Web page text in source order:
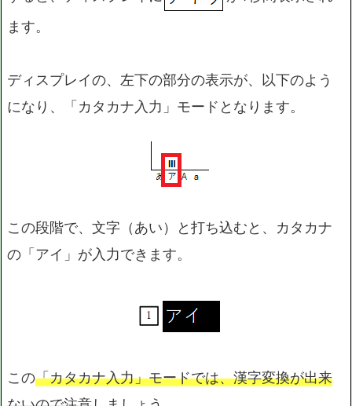
ます。
ディスプレイの、左下の部分の表示が、以下のよう
になり、「カタカナ入力」モードとなります。
この段階で、文字（あい）と打ち込むと、カタカナ
の「アイ」が入力できます。
この「カタカナ入力」モードでは、漢字変換が出来